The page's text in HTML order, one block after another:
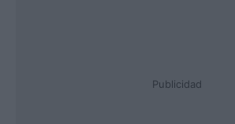
Publicidad